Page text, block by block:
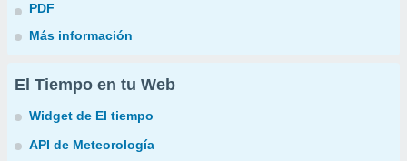
PDF
Más información
El Tiempo en tu Web
Widget de El tiempo
API de Meteorología